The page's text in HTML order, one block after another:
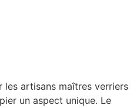
les artisans maîtres verriers
un aspect unique. Le